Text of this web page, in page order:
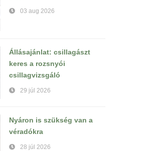
03 aug 2026
Állásajánlat: csillagászt
keres a rozsnyói
csillagvizsgáló
29 júl 2026
Nyáron is szükség van a
véradókra
28 júl 2026